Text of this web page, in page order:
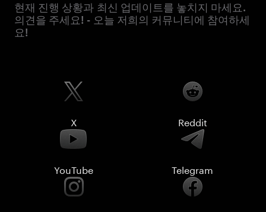
현재 진행 상황과 최신 업데이트를 놓치지 마세요.
의견을 주세요! - 오늘 저희의 커뮤니티에 참여하세
요!
X Reddit
YouTube Telegram